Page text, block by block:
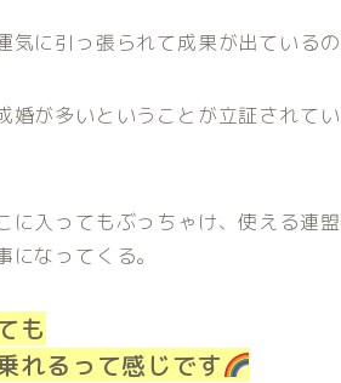
に引っ張られて成果が出ているの
婚が多いということが立証されて
に入ってもぶっちゃけ、使える連
なってくる。
も
れるって感じです